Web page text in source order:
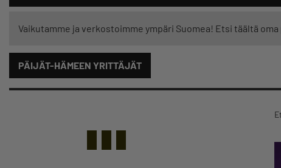
Vaikutamme ja verkostoimme ympäri Suomea! Etsi täältä oma
PÄIJÄT-HÄMEEN YRITTÄJÄT
Suodata hakutuloksia: näytä kaikki sisältö